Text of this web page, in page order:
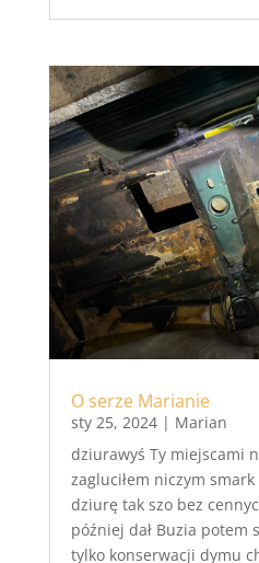
O serze Marianie
sty 25, 2024| Marian
dziurawyś Ty miejscami
zagluciłem niczym
dziurę tak szo bez
później dał Buzia potem
tylko konserwacji dymu